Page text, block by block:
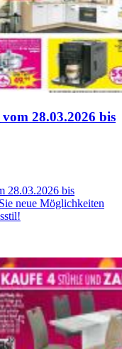
28.03.2026 bis
28.03.2026 bis
neue Möglichkeiten